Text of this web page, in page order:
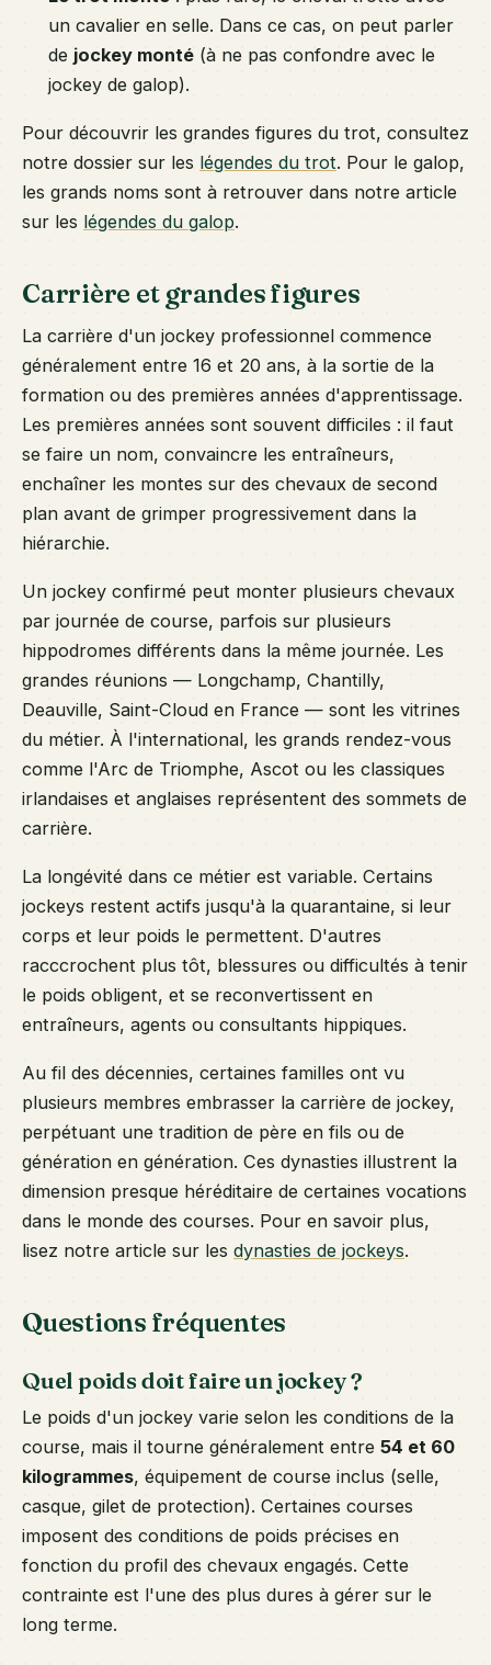
un cavalier en selle. Dans ce cas, on peut parler
de jockey monté (à ne pas confondre avec le
jockey de galop).
Pour découvrir les grandes figures du trot, consultez
notre dossier sur les légendes du trot. Pour le galop,
les grands noms sont à retrouver dans notre article
sur les légendes du galop.
Carrière et grandes figures
La carrière d'un jockey professionnel commence
généralement entre 16 et 20 ans, à la sortie de la
formation ou des premières années d'apprentissage.
Les premières années sont souvent difficiles : il faut
se faire un nom, convaincre les entraîneurs,
enchaîner les montes sur des chevaux de second
plan avant de grimper progressivement dans la
hiérarchie.
Un jockey confirmé peut monter plusieurs chevaux
par journée de course, parfois sur plusieurs
hippodromes différents dans la même journée. Les
grandes réunions — Longchamp, Chantilly,
Deauville, Saint-Cloud en France — sont les vitrines
du métier. À l'international, les grands rendez-vous
comme l'Arc de Triomphe, Ascot ou les classiques
irlandaises et anglaises représentent des sommets de
carrière.
La longévité dans ce métier est variable. Certains
jockeys restent actifs jusqu'à la quarantaine, si leur
corps et leur poids le permettent. D'autres
racccrochent plus tôt, blessures ou difficultés à tenir
le poids obligent, et se reconvertissent en
entraîneurs, agents ou consultants hippiques.
Au fil des décennies, certaines familles ont vu
plusieurs membres embrasser la carrière de jockey,
perpétuant une tradition de père en fils ou de
génération en génération. Ces dynasties illustrent la
dimension presque héréditaire de certaines vocations
dans le monde des courses. Pour en savoir plus,
lisez notre article sur les dynasties de jockeys.
Questions fréquentes
Quel poids doit faire un jockey ?
Le poids d'un jockey varie selon les conditions de la
course, mais il tourne généralement entre 54 et 60
kilogrammes, équipement de course inclus (selle,
casque, gilet de protection). Certaines courses
imposent des conditions de poids précises en
fonction du profil des chevaux engagés. Cette
contrainte est l'une des plus dures à gérer sur le
long terme.